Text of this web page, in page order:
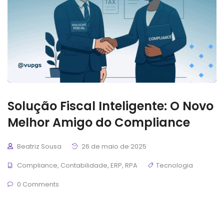
Solução Fiscal Inteligente: O Novo
Melhor Amigo do Compliance
Beatriz Sousa
26 de maio de 2025
Compliance, Contabilidade, ERP, RPA
Tecnologia
0 Comments